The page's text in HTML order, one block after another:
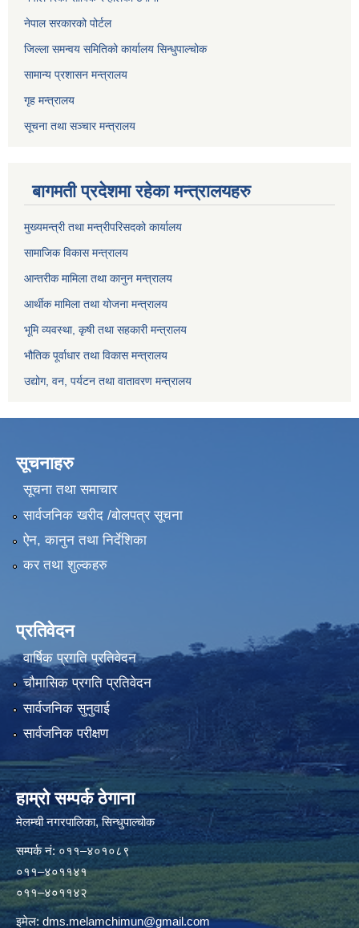
नेपाल सरकारको पोर्टल
जिल्ला समन्वय समितिको कार्यालय सिन्धुपाल्चोक
सामान्य प्रशासन मन्त्रालय
गृह मन्त्रालय
सूचना तथा सञ्चार मन्त्रालय
बागमती प्रदेशमा रहेका मन्त्रालयहरु
मुख्यमन्त्री तथा मन्त्रीपरिसदको कार्यालय
सामाजिक विकास मन्त्रालय
आन्तरीक मामिला तथा कानुन मन्त्रालय
आर्थीक मामिला तथा योजना मन्त्रालय
भूमि व्यवस्था, कृषी तथा सहकारी मन्त्रालय
भौतिक पूर्वाधार तथा विकास मन्त्रालय
उद्योग, वन, पर्यटन तथा वातावरण मन्त्रालय
सूचनाहरु
सूचना तथा समाचार
सार्वजनिक खरीद /बोलपत्र सूचना
ऐन, कानुन तथा निर्देशिका
कर तथा शुल्कहरु
प्रतिवेदन
वार्षिक प्रगति प्रतिवेदन
चौमासिक प्रगति प्रतिवेदन
सार्वजनिक सुनुवाई
सार्वजनिक परीक्षण
हाम्रो सम्पर्क ठेगाना
मेलम्ची नगरपालिका‍, सिन्धुपाल्चोक
सम्पर्क न‌ं: ०११–४०१०८९
०११–४०११४१
०११–४०११४२
इमेल:dms.melamchimun@gmail.com